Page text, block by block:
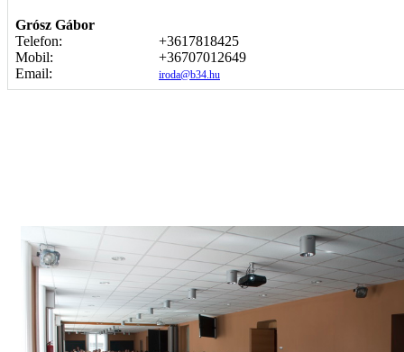
Grósz Gábor
Telefon:
+3617818425
Mobil:
+36707012649
Email:
iroda@b34.hu